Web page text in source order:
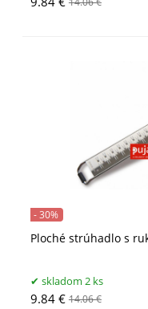
14.06 €
Ploché strúhadlo s
- 30%
skladom 2 ks
9.84 € 14.06 €